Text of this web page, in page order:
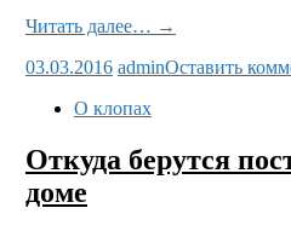
Читать далее… →
03.03.2016 adminОставить
О клопах
Откуда берутся
доме